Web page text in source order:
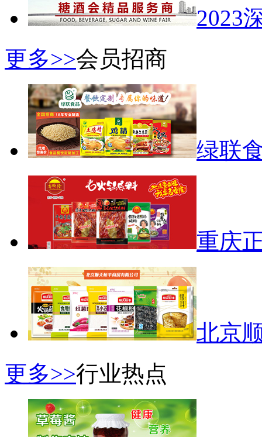
2023
更多>>会员招商
绿联
重庆
北京
更多>>行业热点